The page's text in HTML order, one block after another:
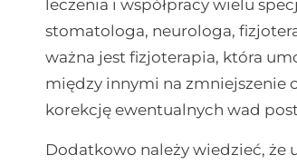
leczenia i współpracy wielu
stomatologa, neurologa,
ważna jest fizjoterapia, która
między innymi na zmniejszenie
korekcję ewentualnych wad
Dodatkowo należy wiedzieć, że